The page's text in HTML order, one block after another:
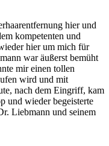
hier und
kompetenten und
hier um mich für
war äußerst bemüht
mir einen tollen
wird und mit
nach dem Eingriff, kam
und wieder begeisterte
Liebmann und seinem